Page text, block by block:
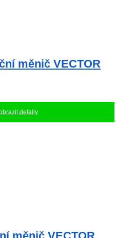
měnič VECTOR
detaily